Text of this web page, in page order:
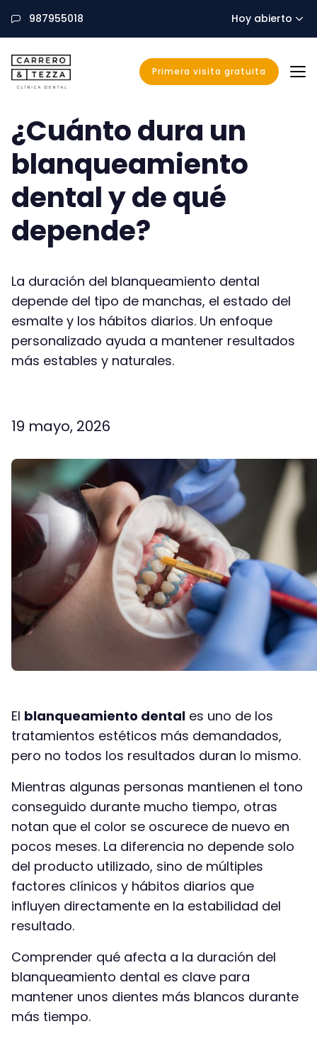
987955018 Hoy abierto
CarreroyTezza Primera visita gratuita
¿Cuánto dura un
blanqueamiento
dental y de qué
depende?
La duración del blanqueamiento dental
depende del tipo de manchas, el estado del
esmalte y los hábitos diarios. Un enfoque
personalizado ayuda a mantener resultados
más estables y naturales.
19 mayo, 2026
El blanqueamiento dental es uno de los
tratamientos estéticos más demandados,
pero no todos los resultados duran lo mismo.
Mientras algunas personas mantienen el tono
conseguido durante mucho tiempo, otras
notan que el color se oscurece de nuevo en
pocos meses. La diferencia no depende solo
del producto utilizado, sino de múltiples
factores clínicos y hábitos diarios que
influyen directamente en la estabilidad del
resultado.
Comprender qué afecta a la duración del
blanqueamiento dental es clave para
mantener unos dientes más blancos durante
más tiempo.